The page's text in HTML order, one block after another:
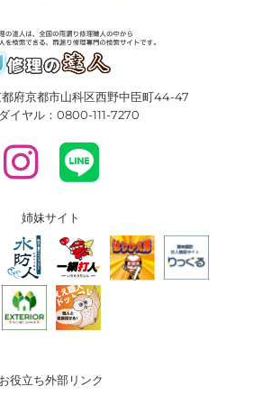
府京都市山科区西野中臣町44-47
イヤル：0800-111-7270
姉妹サイト
お役立ち外部リンク